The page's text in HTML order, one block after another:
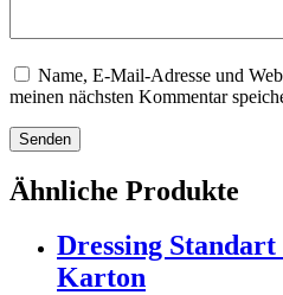
Name, E-Mail-Adresse und
meinen nächsten Kommentar
Senden
Ähnliche Produkte
Dressing
Karton